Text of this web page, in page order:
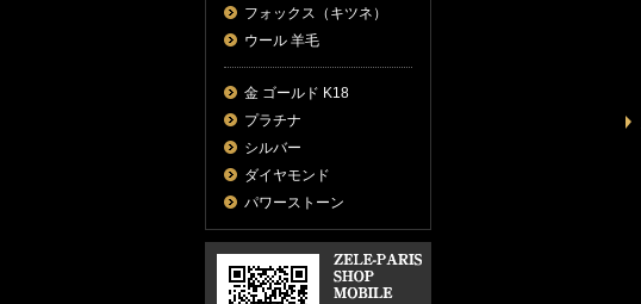
フォックス（キツネ）
ウール 羊毛
金 ゴールド K18
プラチナ
シルバー
ダイヤモンド
パワーストーン